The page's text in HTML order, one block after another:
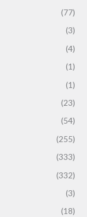
(77)
(3)
(4)
(1)
(1)
(23)
(54)
(255)
(333)
(332)
(3)
(18)